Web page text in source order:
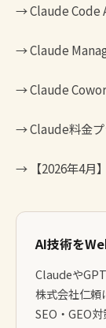
→Claude Code
→Claude
→Claude
→Claude料金
→ 【2026年4月
AI技術を
Claudeや
株式会社仁頼
SEO・GEO